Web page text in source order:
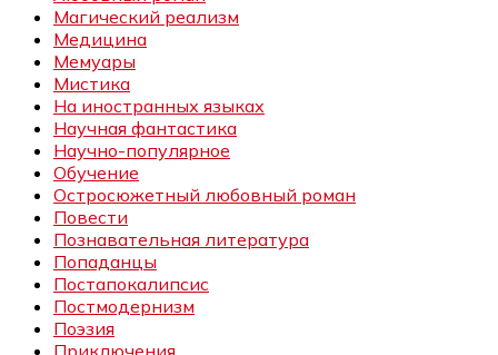
Магический реализм
Медицина
Мемуары
Мистика
На иностранных языках
Научная фантастика
Научно-популярное
Обучение
Остросюжетный любовный роман
Повести
Познавательная литература
Попаданцы
Постапокалипсис
Постмодернизм
Поэзия